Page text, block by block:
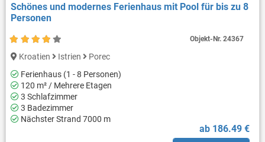
Schönes und modernes Ferienhaus mit Pool für bis zu 8
Personen
Kroatien Istrien
Porec
Ferienhaus (1 - 8 Personen)
120 m² / Mehrere Etagen
3 Schlafzimmer
3 Badezimmer
Nächster Strand 7000 m
ab 186.49 €
Objekt-Nr.24367